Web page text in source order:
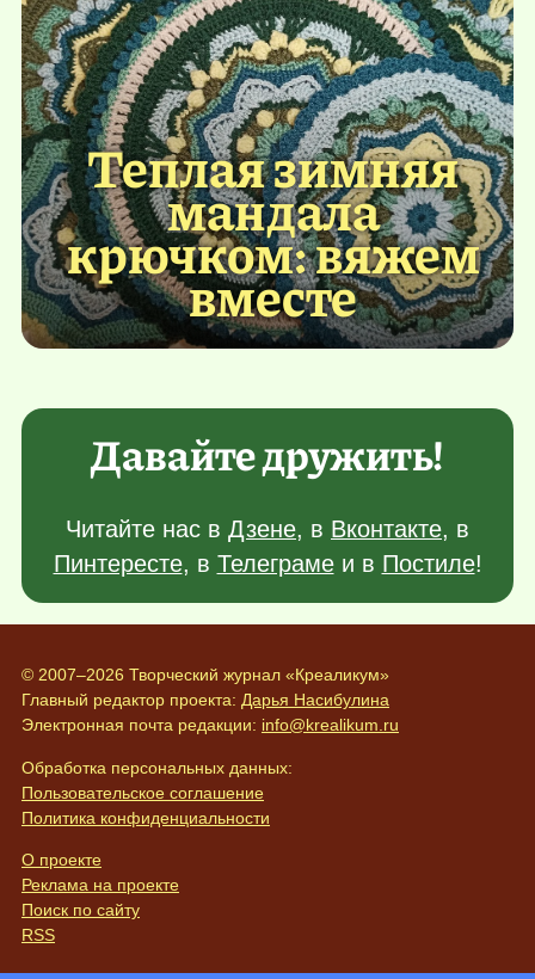
Теплая зимняя
мандала
крючком: вяжем
вместе
Давайте дружить!
Читайте нас в Дзене, в Вконтакте, в
Пинтересте, в Телеграмеи в Постиле!
© 2007–2026 Творческий журнал «Креаликум»
Главный редактор проекта: Дарья Насибулина
Электронная почта редакции: info@krealikum.ru
Обработка персональных данных:
Пользовательское соглашение
Политика конфиденциальности
О проекте
Реклама на проекте
Поиск по сайту
RSS